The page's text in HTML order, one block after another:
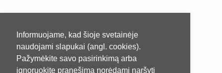
Informuojame, kad šioje svetainėje
naudojami slapukai (angl. cookies).
Pažymėkite savo pasirinkimą arba
ignoruokite pranešimą norėdami naršyti